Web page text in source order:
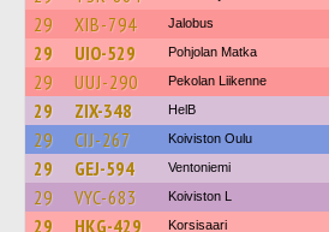
29 XIB-794 Jalobus
29 UIO-529 Pohjolan Matka
29 UUJ-290 Pekolan Liikenne
29 ZIX-348 HelB
29 CIJ-267 Koiviston Oulu
29 GEJ-594 Ventoniemi
29 VYC-683 Koiviston L
29 HKG-429 Korsisaari